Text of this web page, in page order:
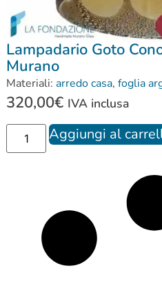
Lampadario Goto
Murano
Materiali: arredo casa, foglia
320,00€ IVA inclusa
Aggiungi al